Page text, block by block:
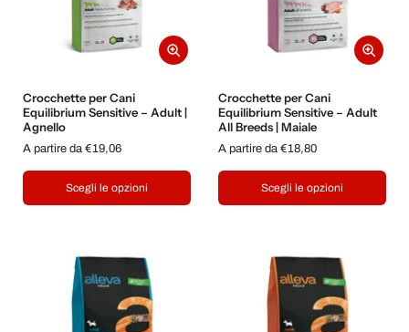
Crocchette per Cani
Equilibrium Sensitive – Adult |
Agnello
A partire da €19,06
Scegli le opzioni
Crocchette per Cani
Equilibrium Sensitive – Adult
All Breeds | Maiale
A partire da €18,80
Scegli le opzioni